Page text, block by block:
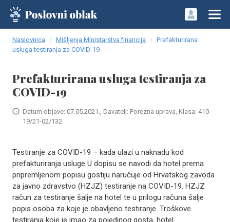
Naslovnica Mišljenja Ministarstva financija
Prefakturirana
usluga testiranja za COVID-19
Prefakturirana usluga testiranja za
COVID-19
Datum objave: 07.05.2021., Davatelj: Porezna uprava, Klasa: 410-
19/21-02/132
Testiranje za COVID-19 – kada ulazi u naknadu kod
prefakturiranja usluge U dopisu se navodi da hotel prema
pripremljenom popisu gostiju naručuje od Hrvatskog zavoda
za javno zdravstvo (HZJZ) testiranje na COVID-19. HZJZ
račun za testiranje šalje na hotel te u prilogu računa šalje
popis osoba za koje je obavljeno testiranje. Troškove
testiranja koje je imao za pojedinog gosta, hotel